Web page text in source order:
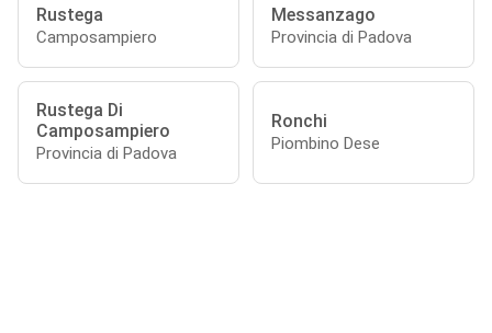
Rustega
Camposampiero
Messanzago
Provincia di Padova
Rustega Di
Camposampiero
Provincia di Padova
Ronchi
Piombino Dese